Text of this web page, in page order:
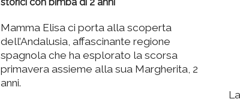
Mamma Elisa ci porta alla scoperta
dell’Andalusia, affascinante regione
spagnola che ha esplorato la scorsa
primavera assieme alla sua Margherita, 2
anni.